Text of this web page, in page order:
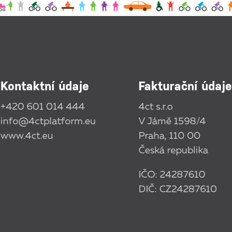
Kontaktní údaje
+420 601 014 444
info@4ctplatform.eu
www.4ct.eu
Fakturační údaje
4ct s.r.o
V Jámě 1598/4
Praha, 110 00
Česká republika
IČO: 24287610
DIČ: CZ24287610